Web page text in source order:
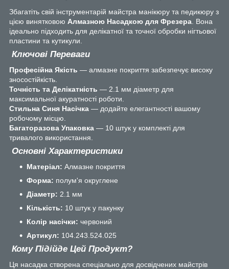
Збагатіть свій інструментарій майстра манікюру та педикюру з
цією винятковою Алмазною Насадкою для Фрезера. Вона
ідеально підходить для делікатної та точної обробки нігтьової
пластини та кутикули.
Ключові Переваги
Професійна Якість — алмазне покриття забезпечує високу
зносостійкість.
Точність та Делікатність — 2.1 мм діаметр для
максимальної акуратності роботи.
Стильна Синя Насічка — додайте елегантності вашому
робочому місцю.
Багаторазова Упаковка — 10 штук у комплекті для
тривалого використання.
Основні Характеристики
Матеріал: Алмазне покриття
Форма: полум'я округлене
Діаметр: 2.1 мм
Кількість: 10 штук у пакунку
Колір насічки: червоний
Артикул: 104.243.524.025
Кому Підійде Цей Продукт?
Ця насадка створена спеціально для досвідчених майстрів